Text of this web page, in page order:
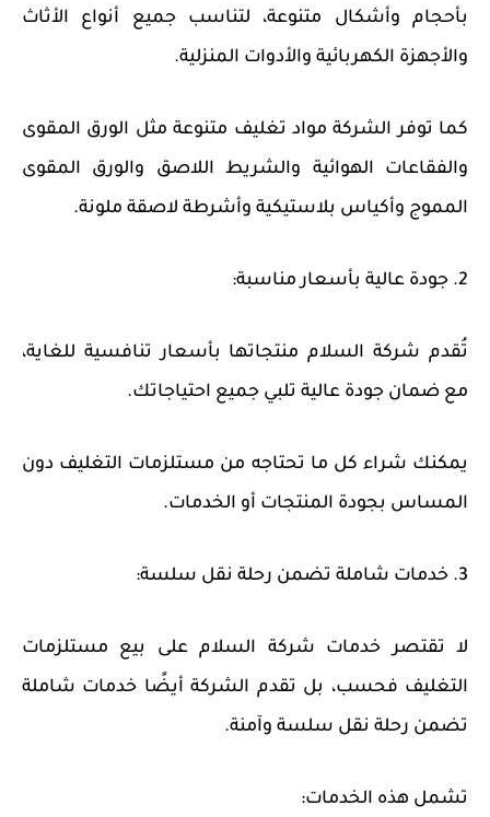
بأحجام وأشكال متنوعة، لتناسب جميع أنواع الأثاث
والأجهزة الكهربائية والأدوات المنزلية.
كما توفر الشركة مواد تغليف متنوعة مثل الورق المقوى
والفقاعات الهوائية والشريط اللاصق والورق المقوى
المموج وأكياس بلاستيكية وأشرطة لاصقة ملونة.
2. جودة عالية بأسعار مناسبة:
تُقدم شركة السلام منتجاتها بأسعار تنافسية للغاية،
مع ضمان جودة عالية تلبي جميع احتياجاتك.
يمكنك شراء كل ما تحتاجه من مستلزمات التغليف دون
المساس بجودة المنتجات أو الخدمات.
3. خدمات شاملة تضمن رحلة نقل سلسة:
لا تقتصر خدمات شركة السلام على بيع مستلزمات
التغليف فحسب، بل تقدم الشركة أيضًا خدمات شاملة
تضمن رحلة نقل سلسة وآمنة.
تشمل هذه الخدمات: